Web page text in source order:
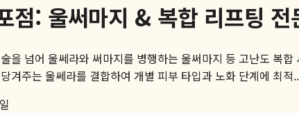
점: 울써마지 & 복합 리프
을 넘어 울쎄라와 써마지를 병행하는 울써마지 등 고난도 복
겨주는 울쎄라를 결합하여 개별 피부 타입과 노화 단계에 최적